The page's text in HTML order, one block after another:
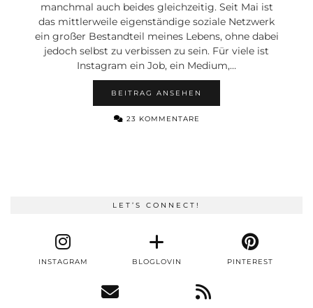
manchmal auch beides gleichzeitig. Seit Mai ist
das mittlerweile eigenständige soziale Netzwerk
ein großer Bestandteil meines Lebens, ohne dabei
jedoch selbst zu verbissen zu sein. Für viele ist
Instagram ein Job, ein Medium,…
BEITRAG ANSEHEN
23 KOMMENTARE
LET’S CONNECT!
INSTAGRAM BLOGLOVIN PINTEREST